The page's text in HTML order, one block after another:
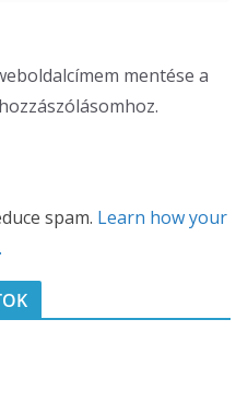
mentése a
spam. Learn how your